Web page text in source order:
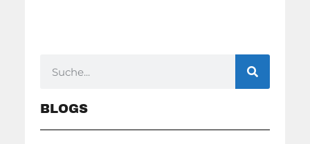
BLOGS